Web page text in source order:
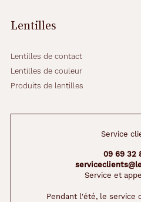
Détails
Femme
de
Lentilles
Lentilles de contact
Lentilles de couleur
Produits de lentilles
Service
09 69 32
Service et
Pendant l'été, le service